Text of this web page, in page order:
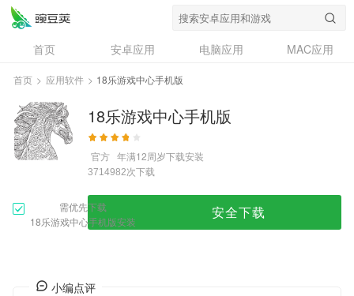
首页 安卓应用 电脑应用
MAC应用
资讯
专题
问答
首页 > 应用软件 > 18乐游戏中心手机版
18乐游戏中心手机版
官方 年满12周岁下载安装
3714982次下载
需优先下载
18乐游戏中心手机版安装
安全下载
小编点评